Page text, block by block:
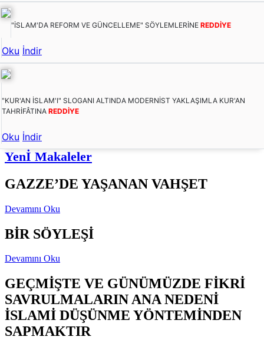
"İSLAM'DA REFORM VE GÜNCELLEME" SÖYLEMLERİNE REDDİYE
Oku İndir
"KUR'AN İSLAM'I" SLOGANI ALTINDA MODERNİST YAKLAŞIMLA KUR'AN
TAHRİFÂTINA REDDİYE
Oku İndir
Yenİ Makaleler
GAZZE’DE YAŞANAN VAHŞET
Devamını Oku
BİR SÖYLEŞİ
Devamını Oku
GEÇMİŞTE VE GÜNÜMÜZDE FİKRİ
SAVRULMALARIN ANA NEDENİ
İSLAMİ DÜŞÜNME YÖNTEMİNDEN
SAPMAKTIR